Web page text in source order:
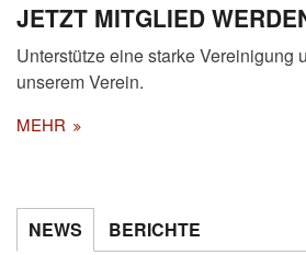
JETZT MITGLIED
Unterstütze eine starke Vereinigung
unserem Verein.
MEHR
NEWS BERICHTE